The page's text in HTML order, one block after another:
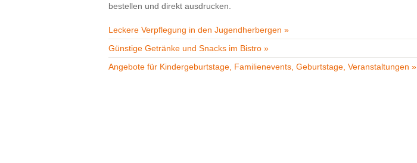
bestellen und direkt ausdrucken.
Leckere Verpflegung in den Jugendherbergen »
Günstige Getränke und Snacks im Bistro »
Angebote für Kindergeburtstage, Familienevents, Geburtstage, Veranstaltungen »